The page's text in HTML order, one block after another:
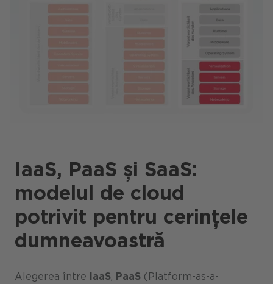
IaaS, PaaS și SaaS:
modelul de cloud
potrivit pentru cerințele
dumneavoastră
Alegerea între IaaS, PaaS (Platform-as-a-